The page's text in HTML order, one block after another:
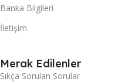
Banka Bilgileri
İletişim
Merak Edilenler
Sıkça Sorulan Sorular